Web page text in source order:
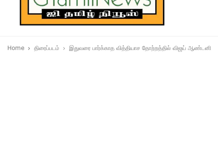
Home திரைப்படம் இதுவரை பார்க்காத வித்தியாச தோற்றத்தில் விஜய் ஆண்டனி